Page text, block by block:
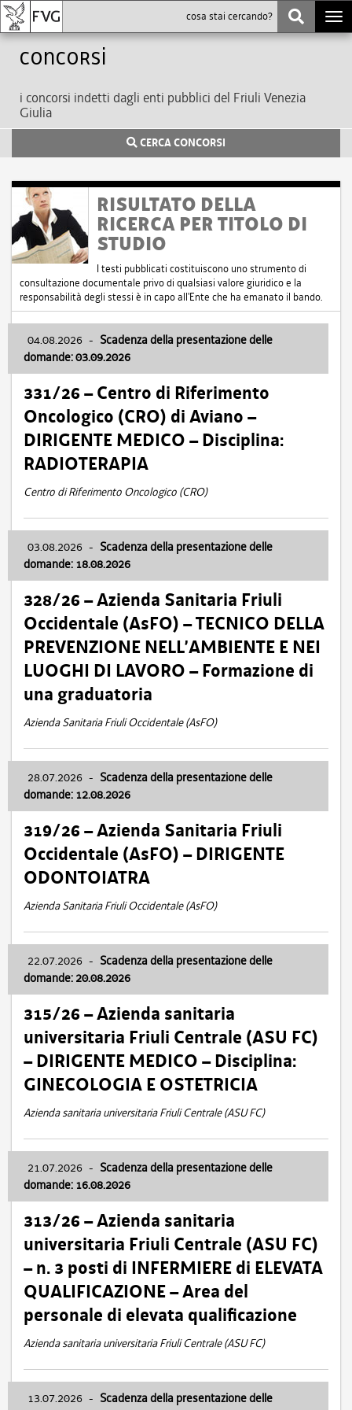
Concorsi
i concorsi indetti dagli enti pubblici del Friuli Venezia
Giulia
CERCA CONCORSI
RISULTATO DELLA
RICERCA PER TITOLO DI
STUDIO
I testi pubblicati costituiscono uno strumento di
consultazione documentale privo di qualsiasi valore giuridico e la
responsabilità degli stessi è in capo all'Ente che ha emanato il bando.
04.08.2026 - Scadenza della presentazione delle
domande: 03.09.2026
331/26 – Centro di Riferimento
Oncologico (CRO) di Aviano –
DIRIGENTE MEDICO – Disciplina:
RADIOTERAPIA
Centro di Riferimento Oncologico (CRO)
03.08.2026 - Scadenza della presentazione delle
domande: 18.08.2026
328/26 – Azienda Sanitaria Friuli
Occidentale (AsFO) – TECNICO DELLA
PREVENZIONE NELL’AMBIENTE E NEI
LUOGHI DI LAVORO – Formazione di
una graduatoria
Azienda Sanitaria Friuli Occidentale (AsFO)
28.07.2026 - Scadenza della presentazione delle
domande: 12.08.2026
319/26 – Azienda Sanitaria Friuli
Occidentale (AsFO) – DIRIGENTE
ODONTOIATRA
Azienda Sanitaria Friuli Occidentale (AsFO)
22.07.2026 - Scadenza della presentazione delle
domande: 20.08.2026
315/26 – Azienda sanitaria
universitaria Friuli Centrale (ASU FC)
– DIRIGENTE MEDICO – Disciplina:
GINECOLOGIA E OSTETRICIA
Azienda sanitaria universitaria Friuli Centrale (ASU FC)
21.07.2026 - Scadenza della presentazione delle
domande: 16.08.2026
313/26 – Azienda sanitaria
universitaria Friuli Centrale (ASU FC)
– n. 3 posti di INFERMIERE di ELEVATA
QUALIFICAZIONE – Area del
personale di elevata qualificazione
Azienda sanitaria universitaria Friuli Centrale (ASU FC)
13.07.2026 - Scadenza della presentazione delle